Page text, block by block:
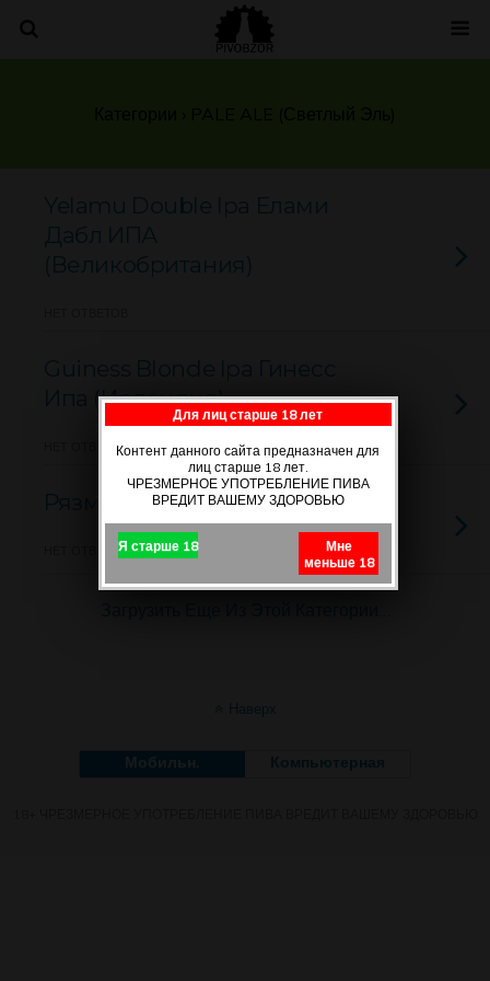
Yelamu Double Ipa Елами
Дабл ИПА
(Великобритания)
Guiness Blonde Ipa Гинесс
Ипа (Ирландия)
НЕТ ОТВЕТОВ
Рязмарин (Россия)
НЕТ ОТВЕТОВ
Наверх
Мобильн. Компьютерная
Для лиц старше 18 лет
Контент данного сайта предназначен для
лиц старше 18 лет.
ЧРЕЗМЕРНОЕ УПОТРЕБЛЕНИЕ ПИВА
ВРЕДИТ ВАШЕМУ ЗДОРОВЬЮ
Я старше 18
Мне
меньше 18